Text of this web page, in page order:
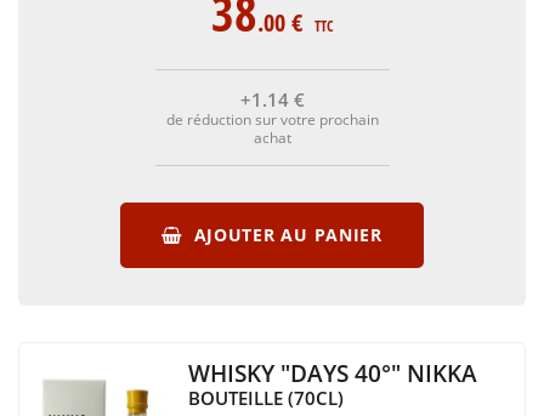
.00€ TTC
+1 .14 €
de réduction sur votre prochain
achat
AJOUTER AU PANIER
WHISKY "DAYS 40°" NIKKA
BOUTEILLE (70CL)